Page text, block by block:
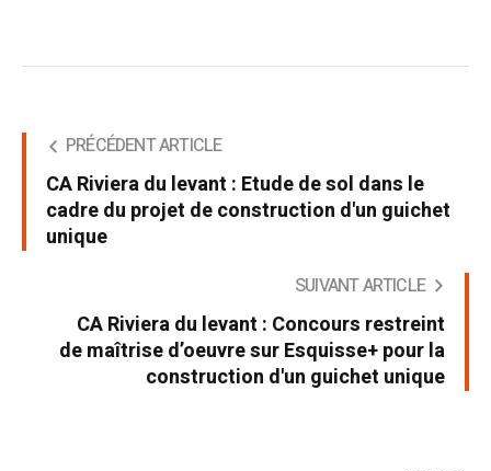
PRÉCÉDENT ARTICLE
CA Riviera du levant : Etude de sol dans le
cadre du projet de construction d'un guichet
unique
SUIVANT ARTICLE
CA Riviera du levant : Concours restreint
de maîtrise d’oeuvre sur Esquisse+ pour la
construction d'un guichet unique